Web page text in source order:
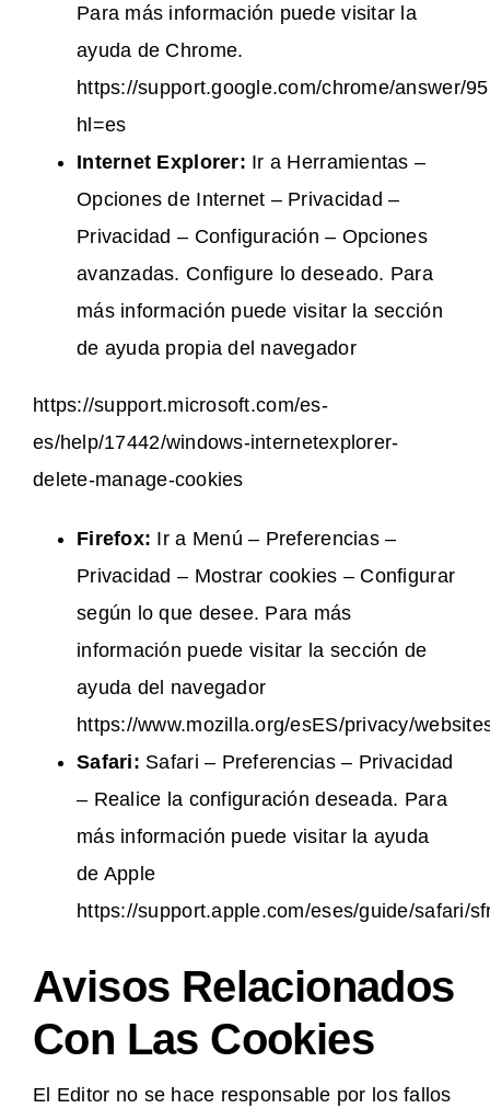
Para más información puede visitar la
ayuda de Chrome.
https://support.google.com/chrome/answer/
hl=es
Internet Explorer: Ir a Herramientas –
Opciones de Internet – Privacidad –
Privacidad – Configuración – Opciones
avanzadas. Configure lo deseado. Para
más información puede visitar la sección
de ayuda propia del navegador
https://support.microsoft.com/es-
es/help/17442/windows-internetexplorer-
delete-manage-cookies
Firefox: Ir a Menú – Preferencias –
Privacidad – Mostrar cookies – Configurar
según lo que desee. Para más
información puede visitar la sección de
ayuda del navegador
https://www.mozilla.org/esES/privacy/
Safari: Safari – Preferencias – Privacidad
– Realice la configuración deseada. Para
más información puede visitar la ayuda
de Apple
https://support.apple.com/eses/guide/safari/
Avisos Relacionados
Con Las Cookies
El Editor no se hace responsable por los fallos